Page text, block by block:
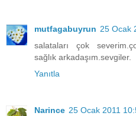
mutfagabuyrun 25 Ocak
salataları çok
sağlık arkadaşım.sevgiler.
Yanıtla
Narince 25 Ocak 2011